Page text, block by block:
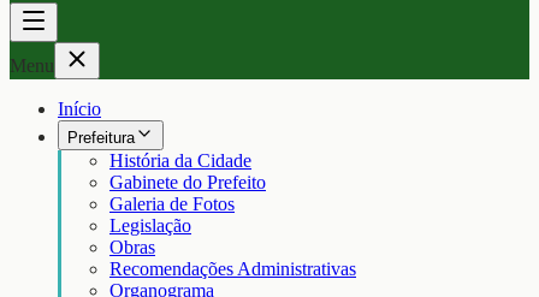
Menu
Início
Prefeitura
História da Cidade
Gabinete do Prefeito
Galeria de Fotos
Legislação
Obras
Recomendações Administrativas
Organograma